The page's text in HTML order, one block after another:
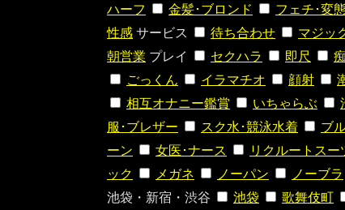
ハーフ
金髪･ブロンド フェチ･変
性感 サービス 待ち合わせ マジッ
朝営業 プレイ セクハラ 即尺
ごっくん
イラマチオ 顔射
相互オナニー鑑賞
いちゃらぶ
服･ブレザー
スク水･競泳水着 ブ
ーン
女医･ナース リクルートスー
ック
メガネ ノーパン
ノーブラ
池袋・新宿・渋谷
池袋 歌舞伎町